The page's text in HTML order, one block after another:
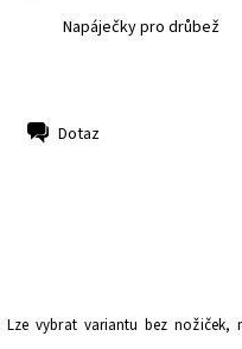
Napáječky pro drůbež
Dotaz
Lze vybrat variantu bez nožiček,